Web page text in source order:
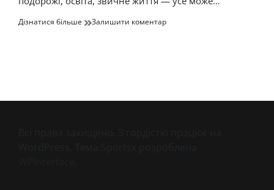
Дізнатися більше Залишити коментардо